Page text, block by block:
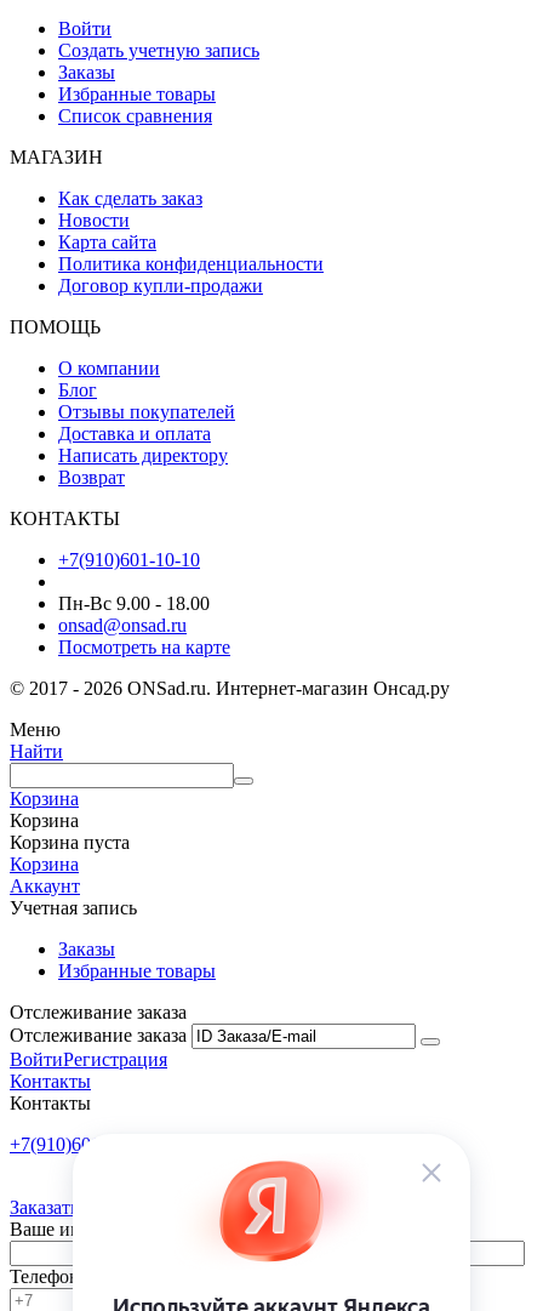
Войти
Создать учетную запись
Заказы
Избранные товары
Список сравнения
МАГАЗИН
Как сделать заказ
Новости
Карта сайта
Политика конфиденциальности
Договор купли-продажи
ПОМОЩЬ
О компании
Блог
Отзывы покупателей
Доставка и оплата
Написать директору
Возврат
КОНТАКТЫ
+7(910)601-10-10
Пн-Вс 9.00 - 18.00
onsad@onsad.ru
Посмотреть на карте
© 2017 - 2026 ONSad.ru. Интернет-магазин Онсад.ру
Меню
Найти
Корзина
Корзина
Корзина пуста
Корзина
Аккаунт
Учетная запись
Заказы
Избранные товары
Отслеживание заказа
Отслеживание заказа
ВойтиРегистрация
Контакты
Контакты
+7(910)601-10-10
Заказать обратный звонок
Ваше имя
Телефон